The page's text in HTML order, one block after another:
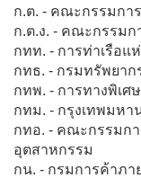
ก.ต. - คณะกรรมกา
ก.ต.ง. - คณะกรรมก
กทท. - การท่าเรือแ
กทธ. - กรมทรัพยา
กทพ. - การทางพิเศ
กทม. - กรุงเทพมหา
กทอ. - คณะกรรมกา
อุตสาหกรรม
กน. - กรมการค้าภา